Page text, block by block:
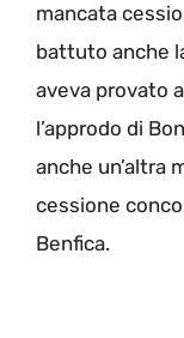
mancata
battuto anche
aveva provato
l’approdo di
anche un’altra
cessione
Benfica.